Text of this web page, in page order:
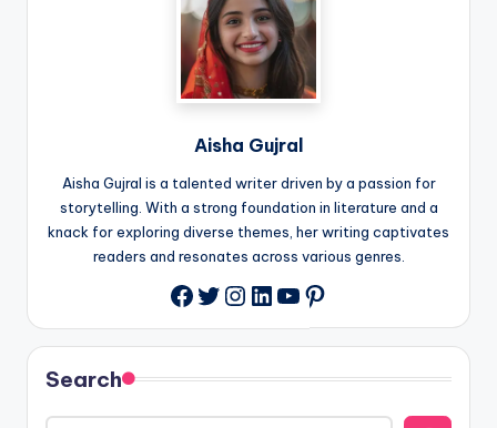
Aisha Gujral
Aisha Gujral is a talented writer driven by a passion for
storytelling. With a strong foundation in literature and a
knack for exploring diverse themes, her writing captivates
readers and resonates across various genres.
Facebook
Twitter
Instagram
LinkedIn
YouTube
Pinterest
Search